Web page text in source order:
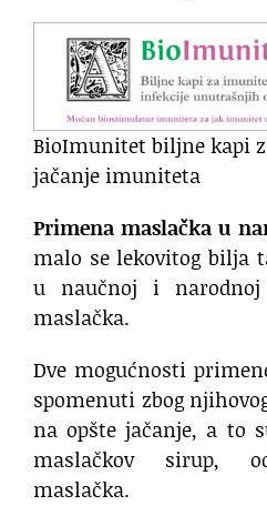
BioImunitet biljne kapi
jačanje imuniteta
Primena maslačka u
malo se lekovitog bilja
u naučnoj i
maslačka.
Dve mogućnosti
spomenuti zbog
na opšte jačanje, a to
maslačkov sirup,
maslačka.